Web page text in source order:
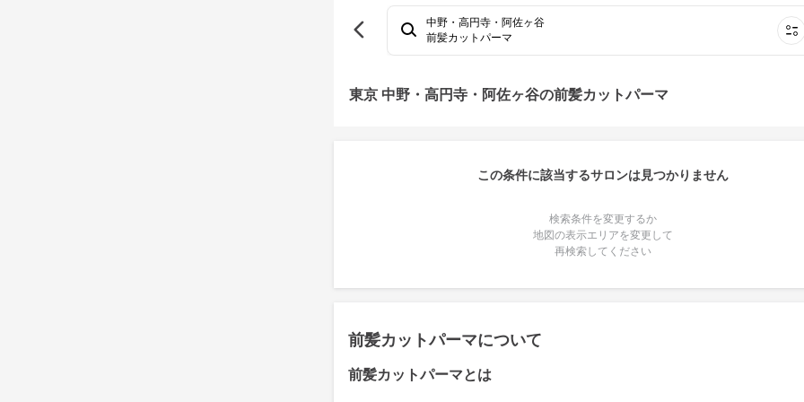
中野・高円寺・阿佐ヶ谷
前髪カットパーマ
東京 中野・高円寺・阿佐ヶ谷の前髪カットパーマ
この条件に該当するサロンは見つかりません
検索条件を変更するか
地図の表示エリアを変更して
再検索してください
前髪カットパーマについて
前髪カットパーマとは